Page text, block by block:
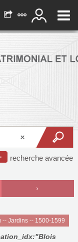
recherche avancée
-- Jardins -- 1500-1599